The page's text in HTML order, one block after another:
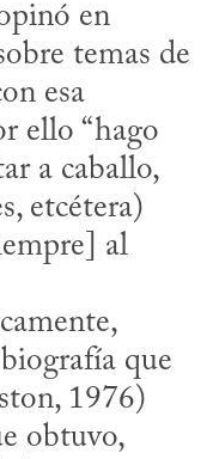
en
temas de
esa
ello “hago
a caballo,
etcétera)
al
     Ordenada cronológicamente,
que
1976)
obtuvo,